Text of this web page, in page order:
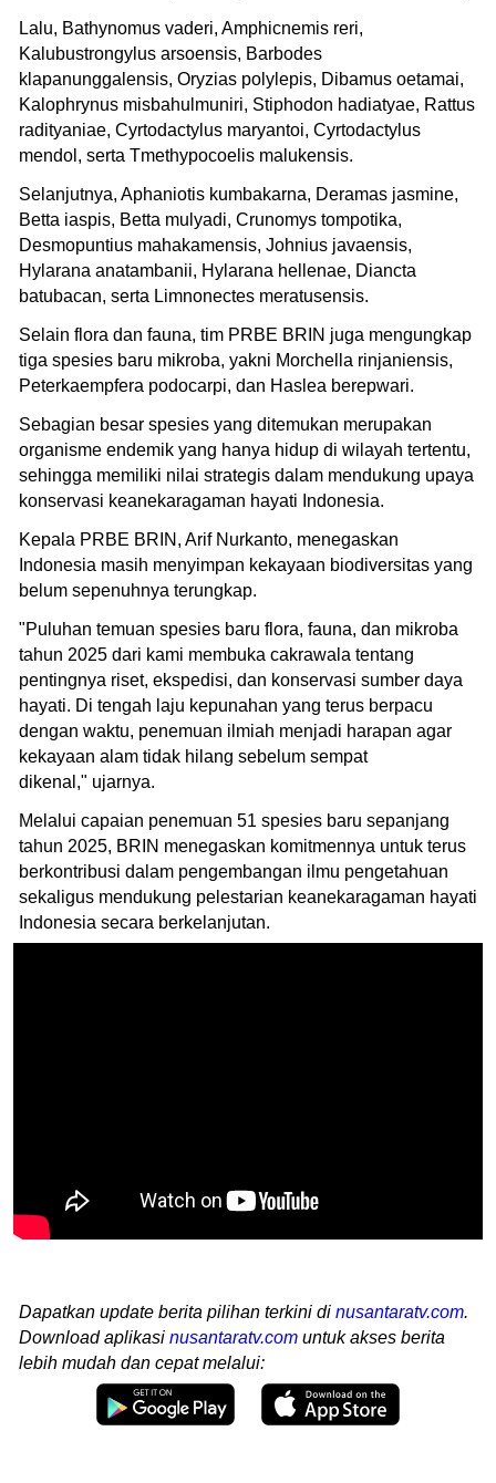
Lalu, Bathynomus vaderi, Amphicnemis reri,
Kalubustrongylus arsoensis, Barbodes
klapanunggalensis, Oryzias polylepis, Dibamus oetamai,
Kalophrynus misbahulmuniri, Stiphodon hadiatyae, Rattus
radityaniae, Cyrtodactylus maryantoi, Cyrtodactylus
mendol, serta Tmethypocoelis malukensis.
Selanjutnya, Aphaniotis kumbakarna, Deramas jasmine,
Betta iaspis, Betta mulyadi, Crunomys tompotika,
Desmopuntius mahakamensis, Johnius javaensis,
Hylarana anatambanii, Hylarana hellenae, Diancta
batubacan, serta Limnonectes meratusensis.
Selain flora dan fauna, tim PRBE BRIN juga mengungkap
tiga spesies baru mikroba, yakni Morchella rinjaniensis,
Peterkaempfera podocarpi, dan Haslea berepwari.
Sebagian besar spesies yang ditemukan merupakan
organisme endemik yang hanya hidup di wilayah tertentu,
sehingga memiliki nilai strategis dalam mendukung upaya
konservasi keanekaragaman hayati Indonesia.
Kepala PRBE BRIN, Arif Nurkanto, menegaskan
Indonesia masih menyimpan kekayaan biodiversitas yang
belum sepenuhnya terungkap.
"Puluhan temuan spesies baru flora, fauna, dan mikroba
tahun 2025 dari kami membuka cakrawala tentang
pentingnya riset, ekspedisi, dan konservasi sumber daya
hayati. Di tengah laju kepunahan yang terus berpacu
dengan waktu, penemuan ilmiah menjadi harapan agar
kekayaan alam tidak hilang sebelum sempat
dikenal," ujarnya.
Melalui capaian penemuan 51 spesies baru sepanjang
tahun 2025, BRIN menegaskan komitmennya untuk terus
berkontribusi dalam pengembangan ilmu pengetahuan
sekaligus mendukung pelestarian keanekaragaman hayati
Indonesia secara berkelanjutan.
Dapatkan update berita pilihan terkini di nusantaratv.com.
Download aplikasi nusantaratv.com untuk akses berita
lebih mudah dan cepat melalui: